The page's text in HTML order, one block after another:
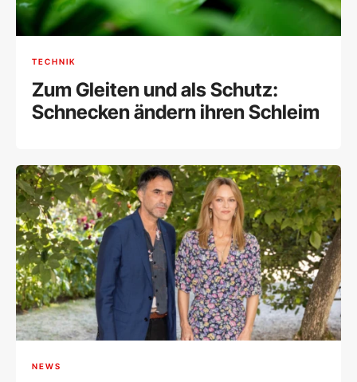
TECHNIK
Zum Gleiten und als Schutz:
Schnecken ändern ihren Schleim
NEWS